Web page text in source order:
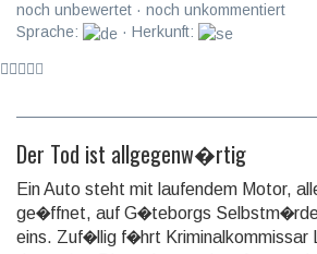
noch unbewertet · noch unkommentiert
Sprache:
· Herkunft:
Der Tod ist allgegenw�rtig
Ein Auto steht mit laufendem Motor,
ge�ffnet, auf G�teborgs
eins. Zuf�llig f�hrt Kriminalkommissar